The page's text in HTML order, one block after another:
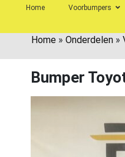
Home Voorbumpers
Home » Onderdelen »
Bumper